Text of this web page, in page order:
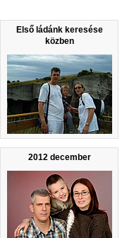
Első ládánk keresése
közben
2012 december